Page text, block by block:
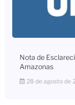
Nota de
Amazonas
28 de agosto de